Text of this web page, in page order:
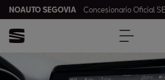
NOAUTO SEGOVIA Concesionario Oficial